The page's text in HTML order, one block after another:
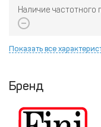
Наличие частотного
Показать все
Бренд